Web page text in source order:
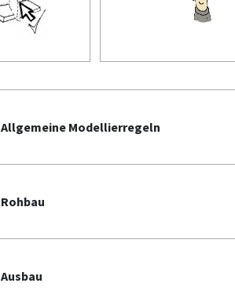
Allgemeine Modellierregeln
Rohbau
Ausbau